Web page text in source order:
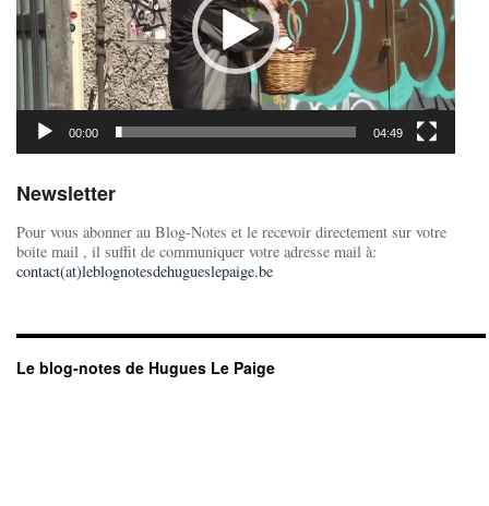
00:00 04:49
Newsletter
Pour vous abonner au Blog-Notes et le recevoir directement sur votre
boite mail , il suffit de communiquer votre adresse mail à:
contact(at)leblognotesdehugueslepaige.be
Le blog-notes de Hugues Le Paige